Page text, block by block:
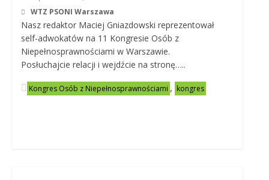
WTZ PSONI Warszawa
Nasz redaktor Maciej Gniazdowski reprezentował
self-adwokatów na 11 Kongresie Osób z
Niepełnosprawnościami w Warszawie.
Posłuchajcie relacji i wejdźcie na stronę…..
Kongres Osób z Niepełnosprawnościami , kongres